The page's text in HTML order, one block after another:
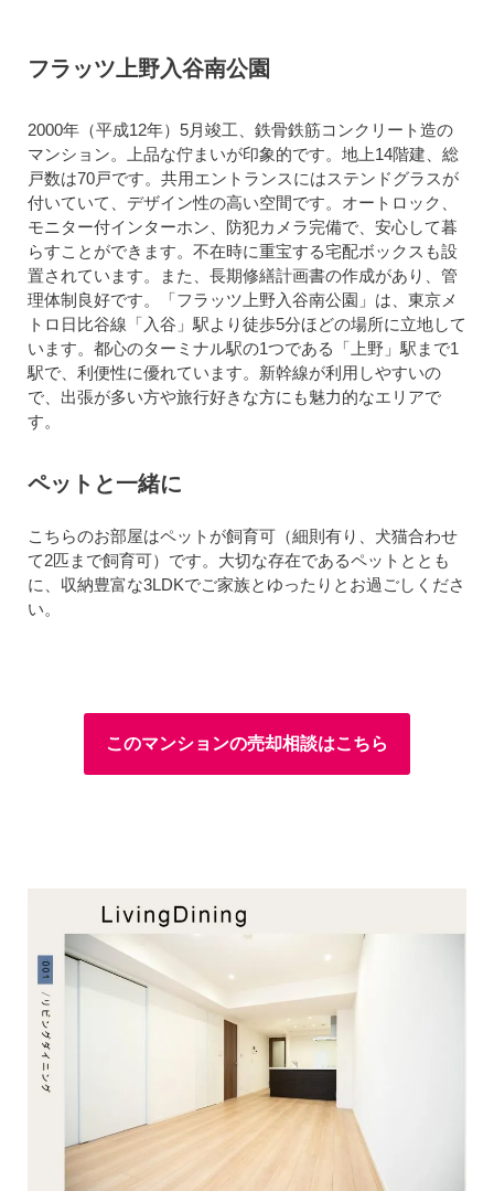
フラッツ上野入谷南公園
2000年（平成12年）5月竣工、鉄骨鉄筋コンクリート造の
マンション。上品な佇まいが印象的です。地上14階建、総
戸数は70戸です。共用エントランスにはステンドグラスが
付いていて、デザイン性の高い空間です。オートロック、
モニター付インターホン、防犯カメラ完備で、安心して暮
らすことができます。不在時に重宝する宅配ボックスも設
置されています。また、長期修繕計画書の作成があり、管
理体制良好です。「フラッツ上野入谷南公園」は、東京メ
トロ日比谷線「入谷」駅より徒歩5分ほどの場所に立地して
います。都心のターミナル駅の1つである「上野」駅まで1
駅で、利便性に優れています。新幹線が利用しやすいの
で、出張が多い方や旅行好きな方にも魅力的なエリアで
す。
ペットと一緒に
こちらのお部屋はペットが飼育可（細則有り、犬猫合わせ
て2匹まで飼育可）です。大切な存在であるペットととも
に、収納豊富な3LDKでご家族とゆったりとお過ごしくださ
い。
このマンションの売却相談はこちら